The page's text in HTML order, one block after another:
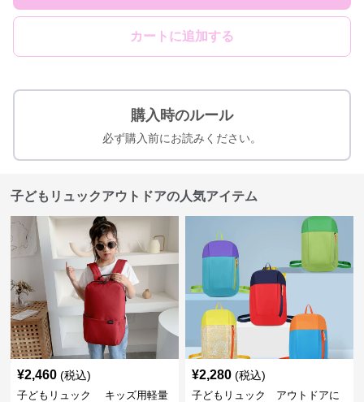
カートに追加する
購入時のルール
必ず購入前にお読みください。
子どもリュックアウトドアの人気アイテム
¥2,460 (税込)
子どもリュック キッズ用軽量
¥2,280 (税込)
子どもリュック アウトドアに